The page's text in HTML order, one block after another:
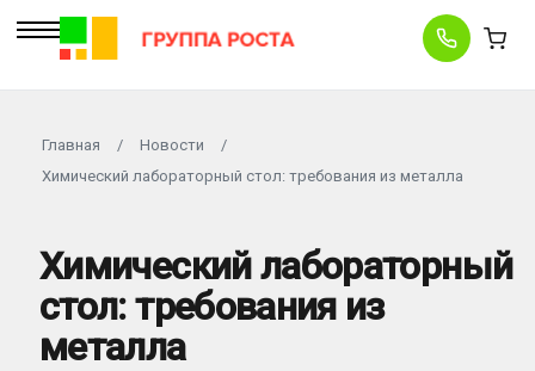
Главная / Новости
/
Химический лабораторный стол: требования из металла
Химический лабораторный
стол: требования из
металла